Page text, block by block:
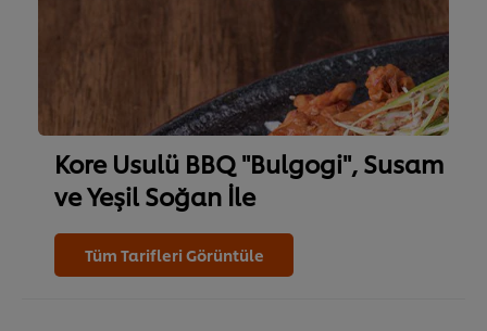
Kore Usulü BBQ "Bulgogi", Susam
ve Yeşil Soğan İle
Tüm Tarifleri Görüntüle